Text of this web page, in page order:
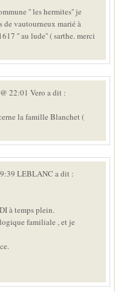
'' les hermites'' je
de vautourneux marié à
'' au lude'' ( sarthe. merci
22:01 Vero a dit :
la famille Blanchet (
LEBLANC a dit :
à temps plein.
familiale , et je